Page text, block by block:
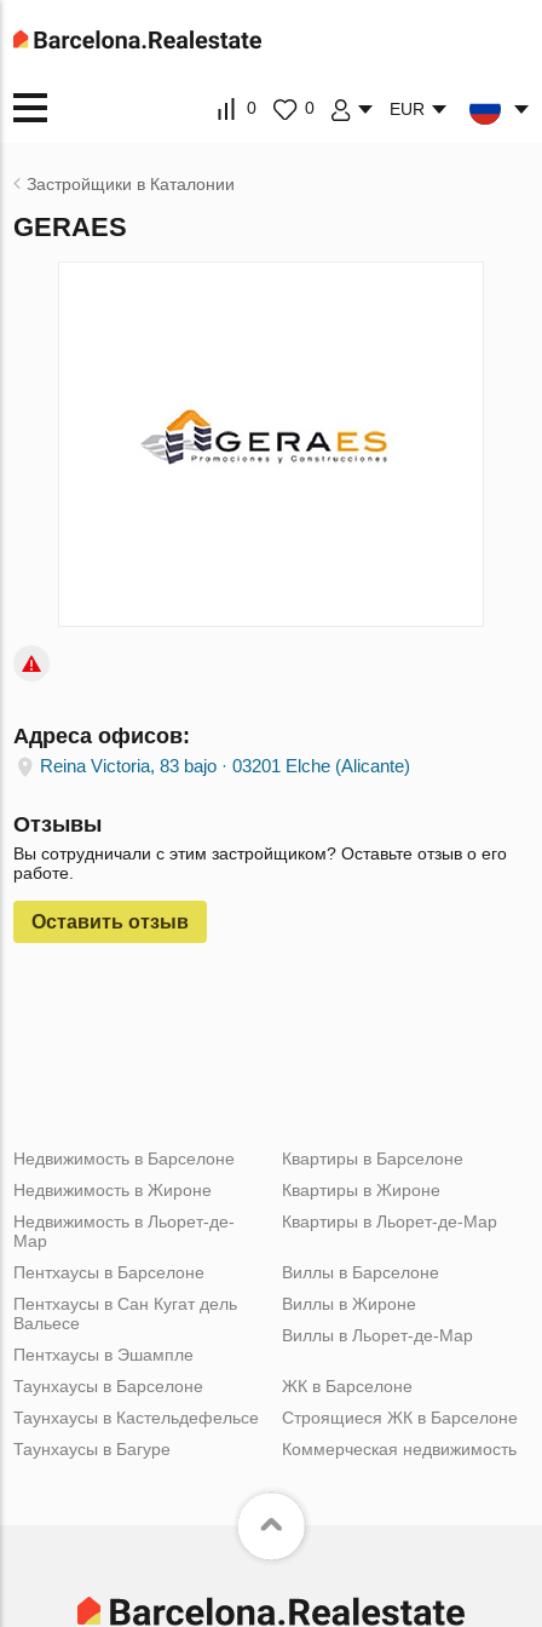
0 0 EUR
Застройщики в Каталонии
GERAES
Адреса офисов:
Reina Victoria, 83 bajo · 03201 Elche (Alicante)
Отзывы
Вы сотрудничали с этим застройщиком? Оставьте отзыв о его
работе.
Оставить отзыв
Недвижимость в Барселоне
Недвижимость в Жироне
Недвижимость в Льорет-де-
Мар
Квартиры в Барселоне
Квартиры в Жироне
Квартиры в Льорет-де-Мар
Пентхаусы в Барселоне
Пентхаусы в Сан Кугат дель
Вальесе
Пентхаусы в Эшампле
Виллы в Барселоне
Виллы в Жироне
Виллы в Льорет-де-Мар
Таунхаусы в Барселоне
Таунхаусы в Кастельдефельсе
Таунхаусы в Багуре
ЖК в Барселоне
Строящиеся ЖК в Барселоне
Коммерческая недвижимость